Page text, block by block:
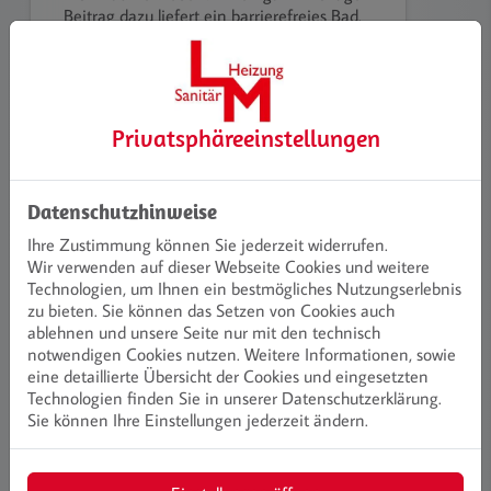
Beitrag dazu liefert ein barrierefreies Bad.
Es verbindet zeitloses Design mit einem
hohen Maß an Komfort und bietet
ergonomische Zusatzfunktionen.
Weiterlesen
Badinspiration und Musterbäder
Privatsphäre­einstellungen
Datenschutzhinweise
Ihre Zustimmung können Sie jederzeit widerrufen.
Wir verwenden auf dieser Webseite Cookies und weitere
Technologien, um Ihnen ein bestmögliches Nutzungserlebnis
zu bieten. Sie können das Setzen von Cookies auch
ablehnen und unsere Seite nur mit den technisch
notwendigen Cookies nutzen. Weitere Informationen, sowie
eine detaillierte Übersicht der Cookies und eingesetzten
Technologien finden Sie in unserer Datenschutzerklärung.
Sie können Ihre Einstellungen jederzeit ändern.